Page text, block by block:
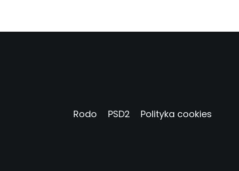
Rodo PSD2 Polityka cookies